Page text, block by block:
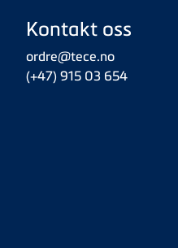
Kontakt oss
ordre@tece.no
(+47) 915 03 654